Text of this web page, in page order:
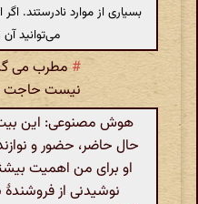
بسیاری از موارد نادرستند.
می‌توانید آن
# مطرب می
نیست حاجت
هوش مصنوعی: این
حال حاضر، حضور و
او برای من اهمیت
نوشیدنی از